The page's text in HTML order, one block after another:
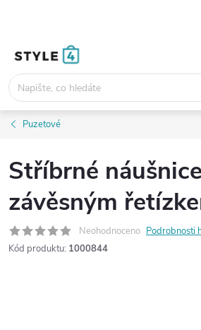
Puzetové
Stříbrné
závěsným
Neohodnoceno Podrobnosti
Kód produktu: 1000844